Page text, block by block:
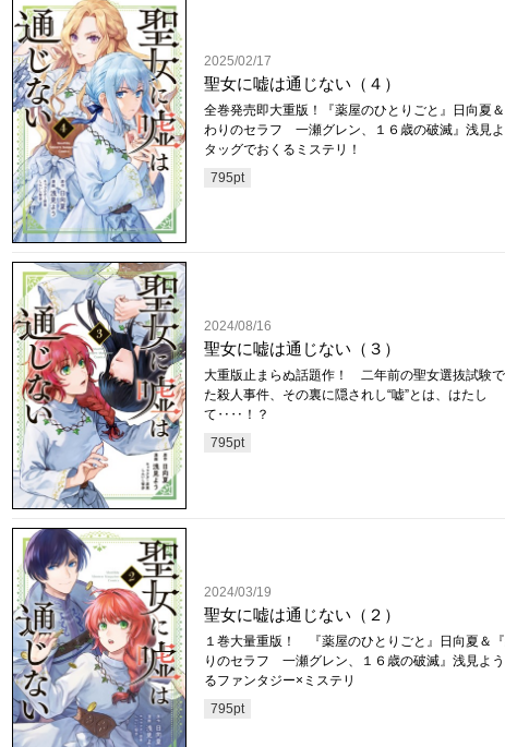
2025/02/17
聖女に嘘は通じない（４）
全巻発売即大重版！『薬屋のひとりごと』日向夏
わりのセラフ 一瀬グレン、１６歳の破滅』浅見
タッグでおくるミステリ！
795pt
2024/08/16
聖女に嘘は通じない（３）
大重版止まらぬ話題作！ 二年前の聖女選抜試験で
た殺人事件、その裏に隠されし“嘘”とは、はたし
て‥‥！？
795pt
2024/03/19
聖女に嘘は通じない（２）
１巻大量重版！ 『薬屋のひとりごと』日向夏＆
りのセラフ 一瀬グレン、１６歳の破滅』浅見よ
るファンタジー×ミステリ
795pt